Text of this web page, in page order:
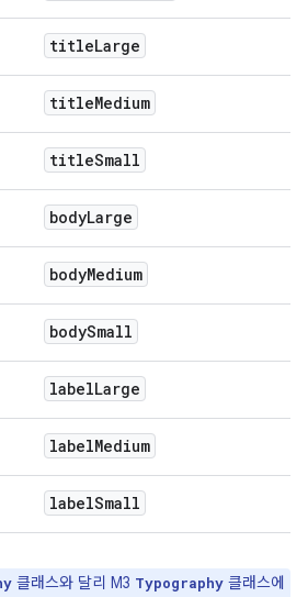
titleLarge
titleMedium
titleSmall
bodyLarge
bodyMedium
bodySmall
labelLarge
labelMedium
labelSmall
클래스와 달리 M3 Typography 클래스에